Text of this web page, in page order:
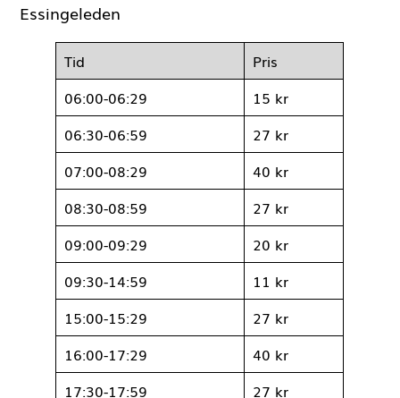
18:00-18:29
20 kr
Essingeleden
Tid
Pris
06:00-06:29
15 kr
06:30-06:59
27 kr
07:00-08:29
40 kr
08:30-08:59
27 kr
09:00-09:29
20 kr